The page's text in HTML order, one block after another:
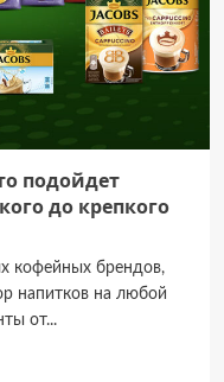
подойдет
до крепкого
кофейных брендов,
напитков на любой
от...